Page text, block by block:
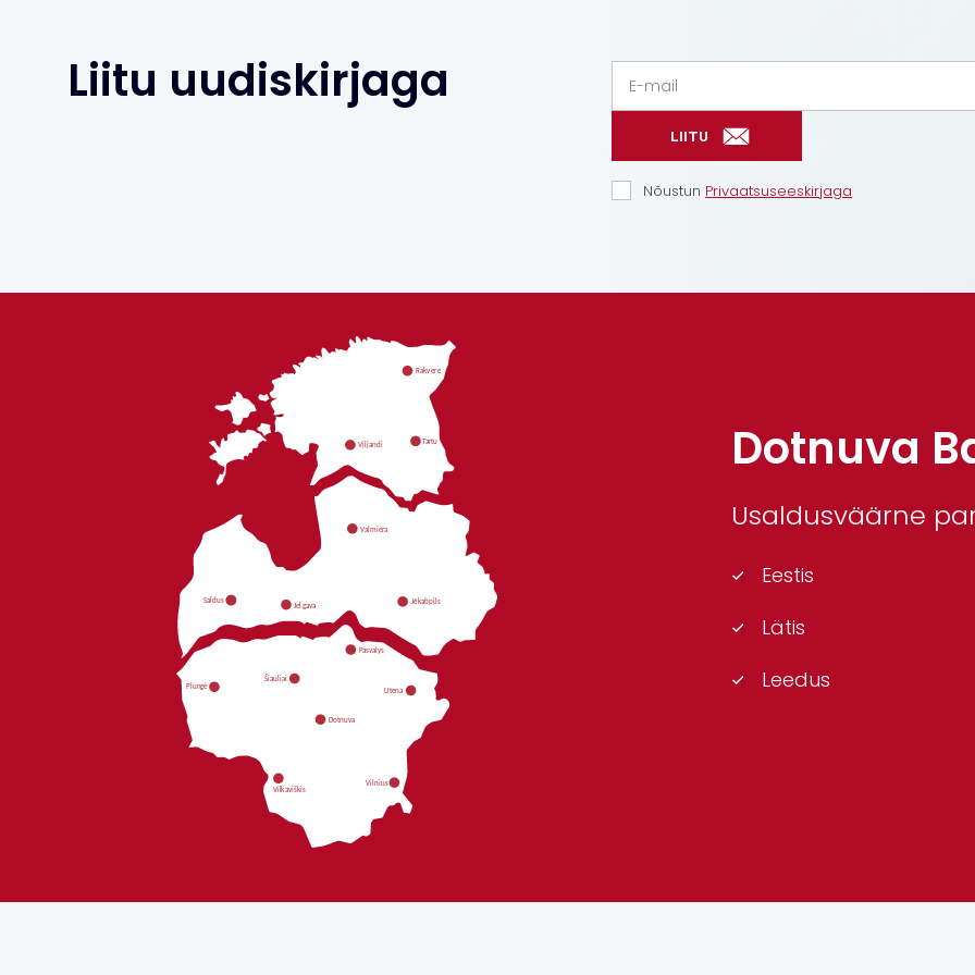
Liitu uudiskirjaga
LIITU
Nõustun Privaatsuseeskirjaga
Dotnuva
Usaldusväärne
Eestis
Lätis
Leedus